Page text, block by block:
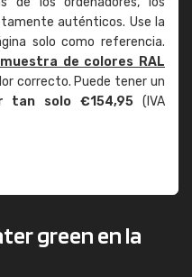
auténticos. Use la
solo como referencia.
de colores RAL
correcto. Puede tener un
tan solo €154,95 (IVA
green en la